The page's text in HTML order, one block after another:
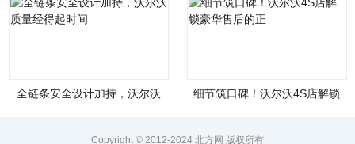
全链条安全设计加持，沃尔沃
细节筑口碑！沃尔沃4S店解锁
Copyright © 2012-2024 北方网 版权所有